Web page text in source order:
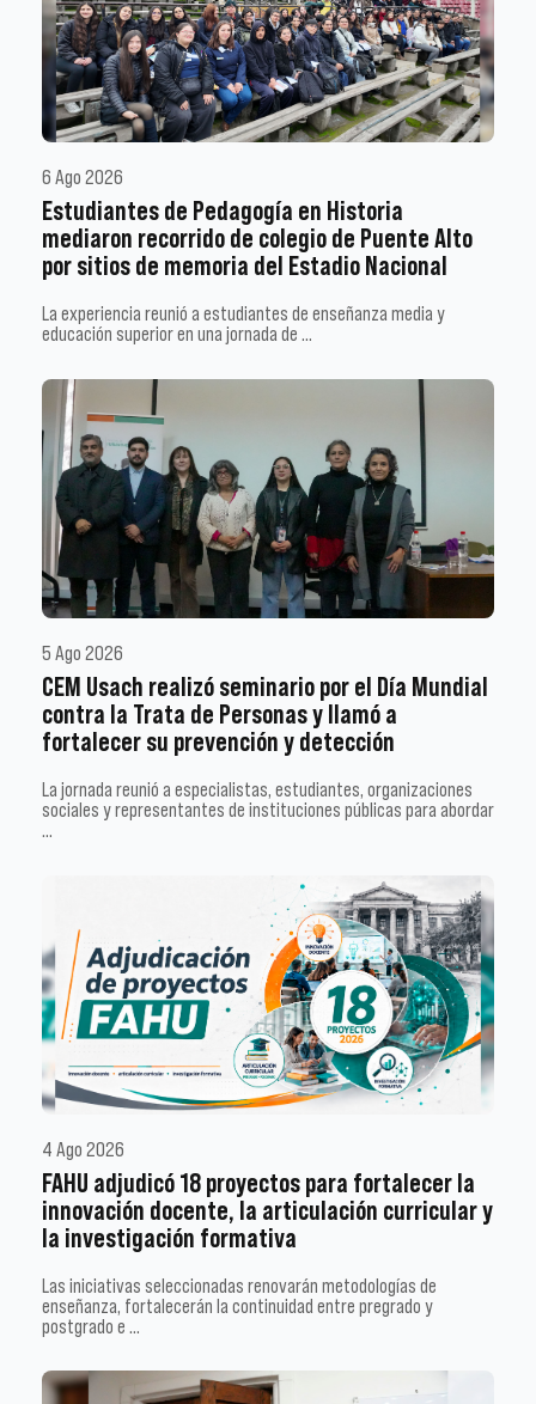
6 Ago 2026
Estudiantes de Pedagogía en Historia
mediaron recorrido de colegio de Puente Alto
por sitios de memoria del Estadio Nacional
La experiencia reunió a estudiantes de enseñanza media y
educación superior en una jornada de …
5 Ago 2026
CEM Usach realizó seminario por el Día Mundial
contra la Trata de Personas y llamó a
fortalecer su prevención y detección
La jornada reunió a especialistas, estudiantes, organizaciones
sociales y representantes de instituciones públicas para abordar
…
4 Ago 2026
FAHU adjudicó 18 proyectos para fortalecer la
innovación docente, la articulación curricular y
la investigación formativa
Las iniciativas seleccionadas renovarán metodologías de
enseñanza, fortalecerán la continuidad entre pregrado y
postgrado e …